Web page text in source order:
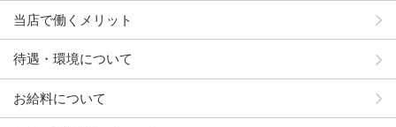
当店で働くメリット
待遇・環境について
お給料について